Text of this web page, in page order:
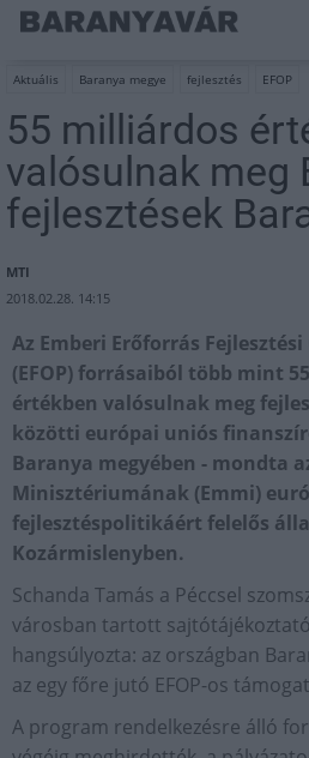
Aktuális Baranya megye fejlesztés EFOP
55 milliárdos
valósulnak meg
fejlesztések
MTI
2018.02.28. 14:15
Az Emberi Erőforrás
(EFOP) forrásaiból több mint
értékben valósulnak meg
közötti európai uniós
Baranya megyében - mondta
Minisztériumának (Emmi)
fejlesztéspolitikáért felelős
Kozármislenyben.
Schanda Tamás a Péccsel
városban tartott
hangsúlyozta: az országban
az egy főre jutó EFOP-os
A program rendelkezésre álló